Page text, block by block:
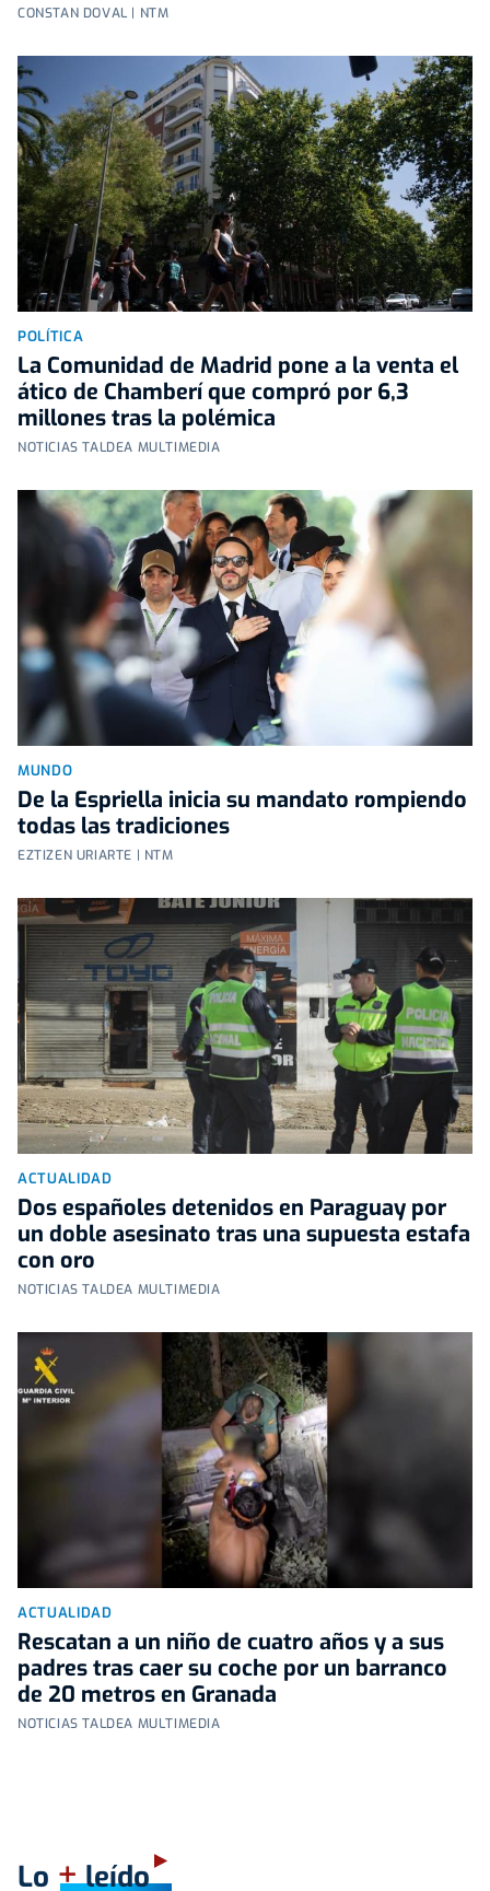
CONSTAN DOVAL | NTM
POLÍTICA
La Comunidad de Madrid pone a la venta el
ático de Chamberí que compró por 6,3
millones tras la polémica
NOTICIAS TALDEA MULTIMEDIA
MUNDO
De la Espriella inicia su mandato rompiendo
todas las tradiciones
EZTIZEN URIARTE | NTM
ACTUALIDAD
Dos españoles detenidos en Paraguay por
un doble asesinato tras una supuesta estafa
con oro
NOTICIAS TALDEA MULTIMEDIA
ACTUALIDAD
Rescatan a un niño de cuatro años y a sus
padres tras caer su coche por un barranco
de 20 metros en Granada
NOTICIAS TALDEA MULTIMEDIA
Lo +leído